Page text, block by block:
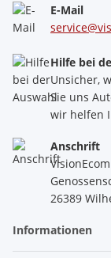
E-Mail
Hilfe bei
Unsicher,
Sie uns
wir helfen
Anschrift
26389
Informationen